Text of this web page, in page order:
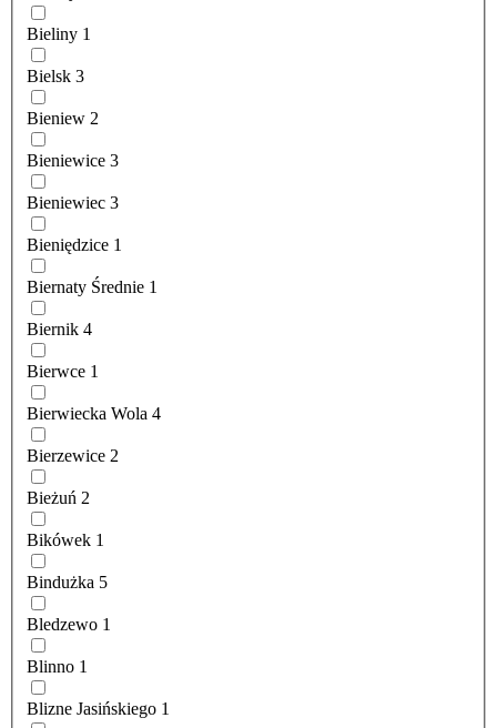
Bieliny 1
Bielsk 3
Bieniew 2
Bieniewice 3
Bieniewiec 3
Bieniędzice 1
Biernaty Średnie 1
Biernik 4
Bierwce 1
Bierwiecka Wola 4
Bierzewice 2
Bieżuń 2
Bikówek 1
Bindużka 5
Bledzewo 1
Blinno 1
Blizne Jasińskiego 1